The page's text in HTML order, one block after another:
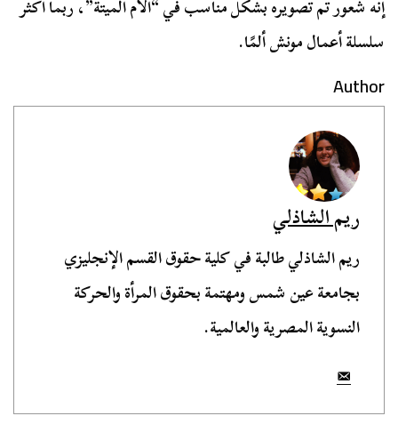
إنه شعور تم تصويره بشكل مناسب في “الأم الميتة”، ربما أكثر
سلسلة أعمال مونش ألمًا.
Author
ريم الشاذلي
ريم الشاذلي طالبة في كلية حقوق القسم الإنجليزي
بجامعة عين شمس ومهتمة بحقوق المرأة والحركة
النسوية المصرية والعالمية.